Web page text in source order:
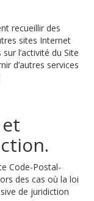
recueillir des
sites Internet
l’activité du Site
d’autres services
Code-Postal-
des cas où la loi
de juridiction